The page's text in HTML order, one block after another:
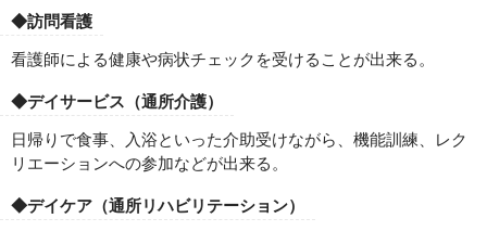
◆訪問看護
看護師による健康や病状チェックを受けることが出来る。
◆デイサービス（通所介護）
日帰りで食事、入浴といった介助受けながら、機能訓練、レク
リエーションへの参加などが出来る。
◆デイケア（通所リハビリテーション）